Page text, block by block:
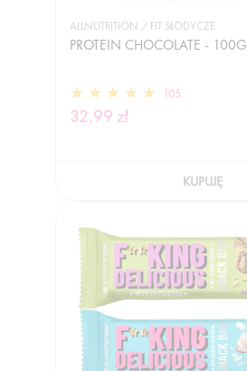
ALLNUTRITION / FIT SŁODYCZE
PROTEIN CHOCOLATE - 100G
105
32,99 zł
KUPUJĘ